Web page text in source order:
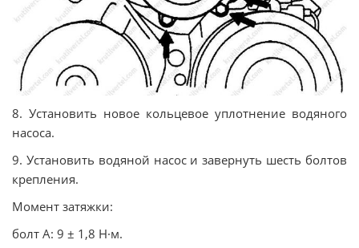
8. Установить новое кольцевое уплотнение водяного
насоса.
9. Установить водяной насос и завернуть шесть болтов
крепления.
Момент затяжки:
болт А: 9 ± 1,8 Н·м.